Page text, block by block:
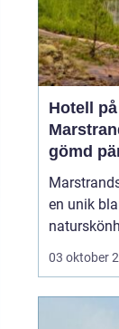
Hotell på
gömd
en unik
historisk
03 oktober